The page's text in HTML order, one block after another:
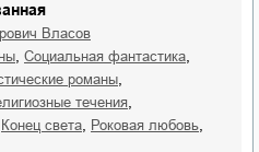
Власов
социальная фантастика
романы
течения
конец света роковая любовь